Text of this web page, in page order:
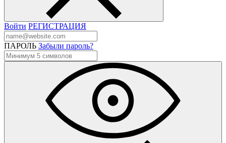
Войти РЕГИСТРАЦИЯ
ПАРОЛЬ Забыли пароль?